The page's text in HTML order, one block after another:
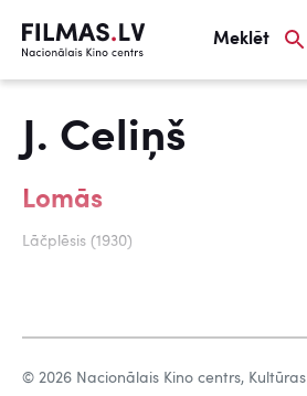
Meklēt
J. Celiņš
Lomās
Lāčplēsis (1930)
© 2026 Nacionālais Kino centrs,